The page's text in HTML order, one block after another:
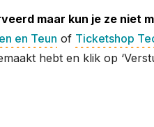
maar kun je ze niet
en Teun of Ticketshop
hebt en klik op